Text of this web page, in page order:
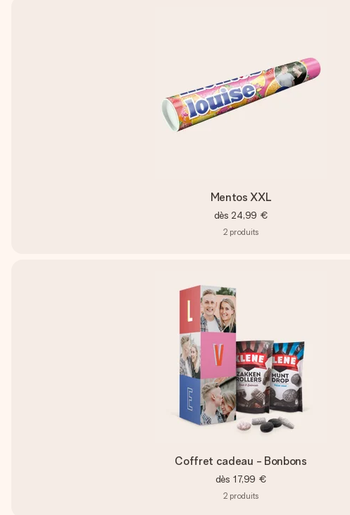
Mentos XXL
dès 24,99 €
2 produits
Coffret cadeau - Bonbons
dès 17,99 €
2 produits